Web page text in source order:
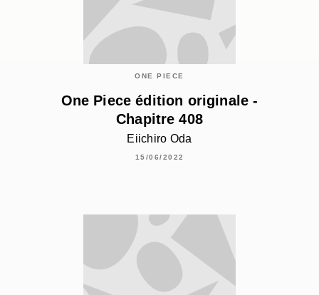
ONE PIECE
One Piece édition originale -
Chapitre 408
Eiichiro Oda
15/06/2022